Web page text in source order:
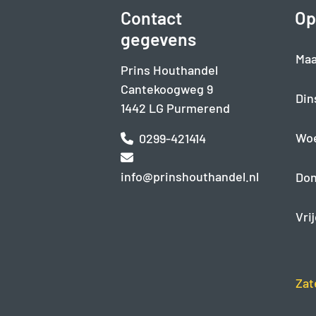
Contact
gegevens
Prins Houthandel
Cantekoogweg 9
1442 LG Purmerend
0299-421414
info@prinshouthandel.nl